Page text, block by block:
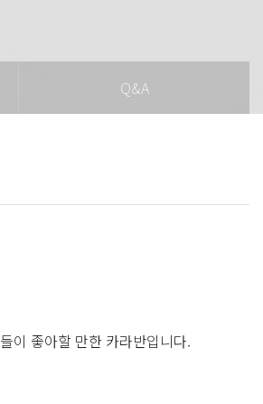
Q&A
이 좋아할 만한 카라반입니다.